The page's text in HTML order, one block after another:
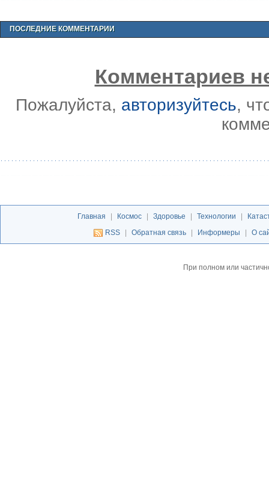
ПОСЛЕДНИЕ КОММЕНТАРИИ
Комментариев
Пожалуйста, авторизуйтесь,
Главная Космос Здоровье Технологии
RSS
Обратная связь Информеры О
При полном или